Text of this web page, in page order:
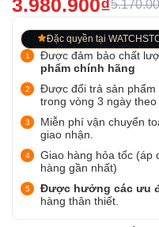
3.980.900₫
Đặc quyền tại
Được đảm bảo chất
phẩm chính hãng
Được đổi trả sản
trong vòng 3 ngày
Miễn phí vận chuyển
giao nhận.
Giao hàng hỏa tốc (áp
hàng gần nhất)
Được hưởng các ưu
hàng thân thiết.